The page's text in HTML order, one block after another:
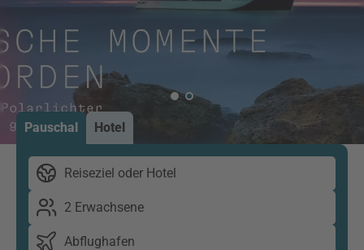
Pauschal Hotel
Reiseziel oder Hotel
2 Erwachsene
Abflughafen